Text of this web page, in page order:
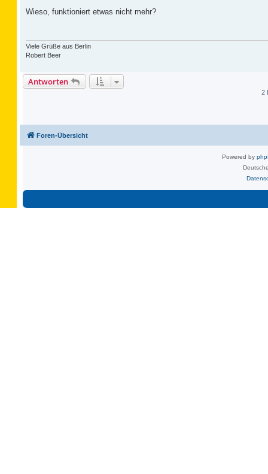
i
Wieso, funktioniert etwas nicht mehr?
Viele Grüße aus Berlin
Robert Beer
Antworten
2
Foren-Übersicht
Powered by